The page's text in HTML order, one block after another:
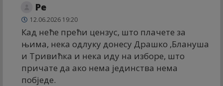
Ре
12.06.2026 19:20
Кад неће прећи цензус, што плачете за
њима, нека одлуку донесу Драшко ,Блануша
и Тривићка и нека иду на изборе, што
причате да ако нема јединства нема
побједе.